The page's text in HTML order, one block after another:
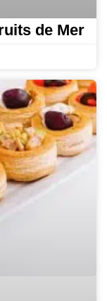
de Mer